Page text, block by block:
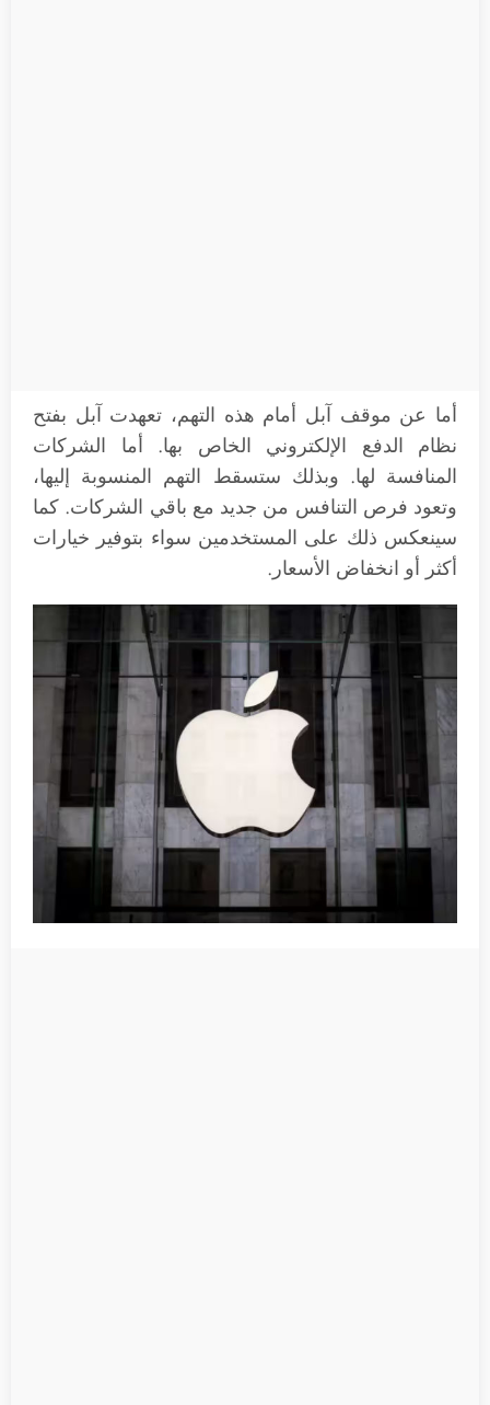
أما عن موقف آبل أمام هذه التهم، تعهدت آبل بفتح
نظام الدفع الإلكتروني الخاص بها. أما الشركات
المنافسة لها. وبذلك ستسقط التهم المنسوبة إليها،
وتعود فرص التنافس من جديد مع باقي الشركات. كما
سينعكس ذلك على المستخدمين سواء بتوفير خيارات
أكثر أو انخفاض الأسعار.